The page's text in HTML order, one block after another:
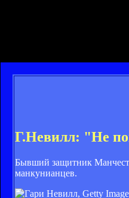
Г.Невилл: "Не
Бывший защитник
манкунианцев.